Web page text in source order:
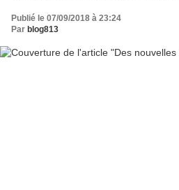
Publié le 07/09/2018 à 23:24
Par blog813